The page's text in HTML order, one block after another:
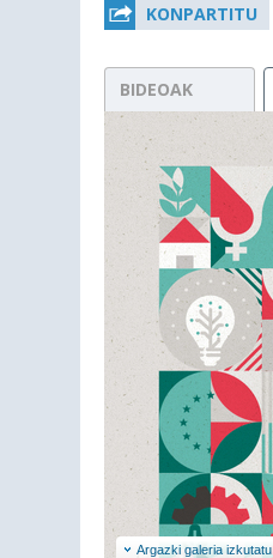
KONPARTITU
BIDEOAK
Argazki galeria izkutatu